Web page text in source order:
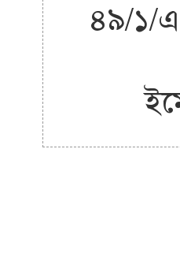
৪৯/১/